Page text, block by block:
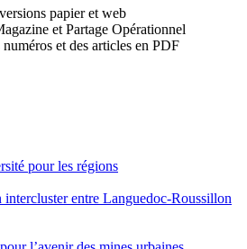
papier et web
et Partage Opérationnel
et des articles en PDF
pour les régions
intercluster entre Languedoc-Roussillon